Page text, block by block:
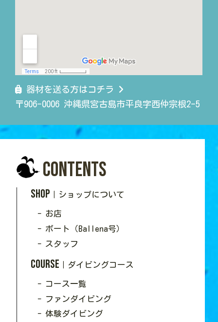
器材を送る方はコチラ
〒906-0006 沖縄県宮古島市平良字西仲宗根2-5
Contents
SHOP ｜ショップについて
- お店
- ボート（Ballena号）
- スタッフ
Course ｜ダイビングコース
- コース一覧
- ファンダイビング
- 体験ダイビング